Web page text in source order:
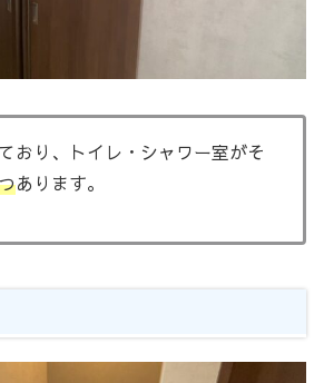
おり、トイレ・シャワー室がそ
あります。